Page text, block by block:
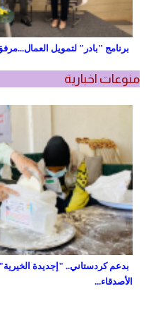
برنامج "بادر" لتمويل
منوعات اخبارية
بدعم كردستاني.. "إجديدة
الأصدقاء...